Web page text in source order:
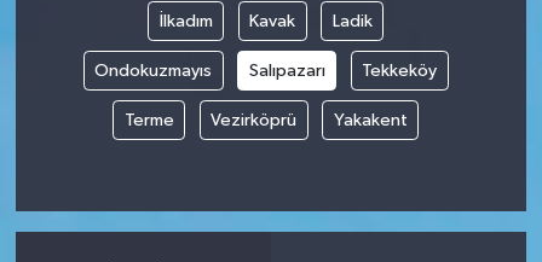
İlkadım Kavak Ladik
Ondokuzmayıs Salıpazarı Tekkeköy
Terme Vezirköprü Yakakent